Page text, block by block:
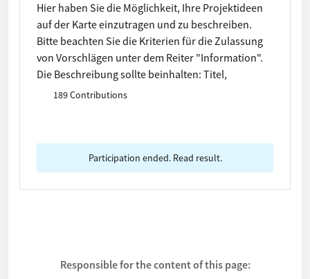
Hier haben Sie die Möglichkeit, Ihre Projektideen
auf der Karte einzutragen und zu beschreiben.
Bitte beachten Sie die Kriterien für die Zulassung
von Vorschlägen unter dem Reiter "Information".
Die Beschreibung sollte beinhalten: Titel,
Kurzbeschreibung: Was? Wo genau? Welche
für die Einreichung Ihrer Idee endet am 30. April
189 Contributions
Participation ended. Read result.
Responsible for the content of this page: